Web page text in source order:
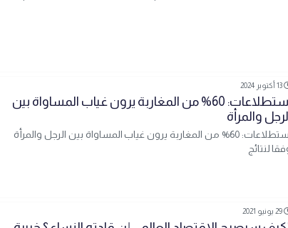
13 أكتوبر 2024
استطلاعات: 60% من المغاربة يرون غياب المساواة بين
والمرأة
استطلاعات: 60% من المغاربة يرون غياب المساواة بين الرجل والمرأة
لنتائج
29 يونيو 2021